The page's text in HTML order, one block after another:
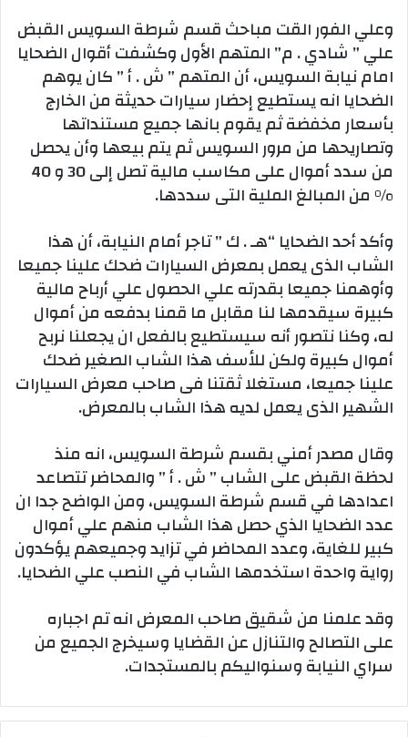
وعلي الفور القت مباحث قسم شرطة السويس القبض
علي ” شادي . م” المتهم الأول وكشفت أقوال الضحايا
امام نيابة السويس، أن المتهم ” ش . أ ” كان يوهم
الضحايا انه يستطيع إحضار سيارات حديثة من الخارج
بأسعار مخفضة ثم يقوم بانها جميع مستنداتها
وتصاريحها من مرور السويس ثم يتم بيعها وأن يحصل
من سدد أموال على مكاسب مالية تصل إلى 30 و 40
% من المبالغ الملية التى سددها.
وأكد أحد الضحايا “هـ . ك ” تاجر أمام النيابة، أن هذا
الشاب الذى يعمل بمعرض السيارات ضحك علينا جميعا
وأوهمنا جميعا بقدرته علي الحصول علي أرباح مالية
كبيرة سيقدمها لنا مقابل ما قمنا بدفعه من أموال
له، وكنا نتصور أنه سيستطيع بالفعل ان يجعلنا نربح
أموال كبيرة ولكن للأسف هذا الشاب الصغير ضحك
علينا جميعا، مستغلا ثقتنا فى صاحب معرض السيارات
الشهير الذى يعمل لديه هذا الشاب بالمعرض.
وقال مصدر أمني بقسم شرطة السويس، انه منذ
لحظة القبض على الشاب ” ش . أ ” والمحاضر تتصاعد
اعدادها في قسم شرطة السويس، ومن الواضح جدا ان
عدد الضحايا الذي حصل هذا الشاب منهم علي أموال
كبير للغاية، وعدد المحاضر في تزايد وجميعهم يؤكدون
رواية واحدة استخدمها الشاب في النصب علي الضحايا.
وقد علمنا من شقيق صاحب المعرض انه تم اجباره
على التصالح والتنازل عن القضايا وسيخرج الجميع من
سراي النيابة وسنواليكم بالمستجدات.